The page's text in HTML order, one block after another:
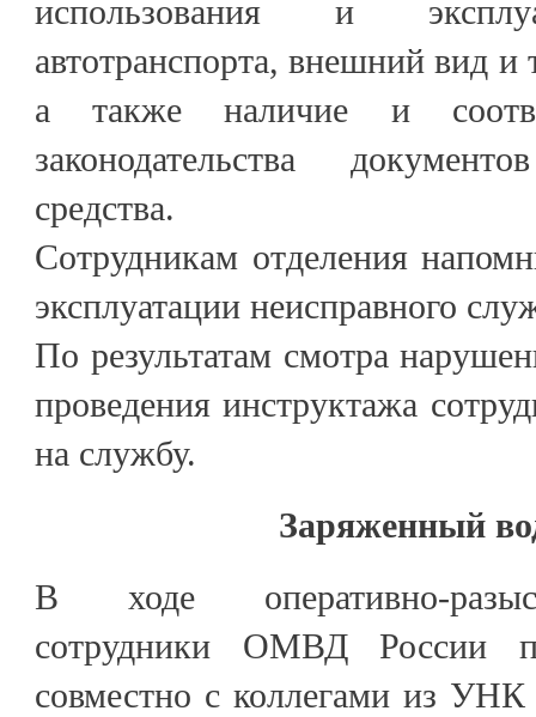
использования и
автотранспорта, внешний вид и
а также наличие и
законодательства
средства.
Сотрудникам отделения
эксплуатации неисправного
По результатам смотра
проведения инструктажа
на службу.
Заряженный
В ходе оперативно-
сотрудники ОМВД России
совместно с коллегами из